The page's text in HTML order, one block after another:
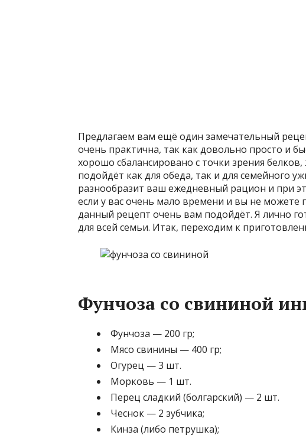
Предлагаем вам ещё один замечательный
очень практична, так как довольно просто и
хорошо сбалансировано с точки зрения
подойдёт как для обеда, так и для семейного
разнообразит ваш ежедневный рацион и при
если у вас очень мало времени и вы не можете
данный рецепт очень вам подойдёт. Я лично
для всей семьи. Итак, переходим к
Фунчоза со свининой
Фунчоза — 200 гр;
Мясо свинины — 400 гр;
Огурец — 3 шт.
Морковь — 1 шт.
Перец сладкий (болгарский) — 2 шт.
Чеснок — 2 зубчика;
Кинза (либо петрушка);